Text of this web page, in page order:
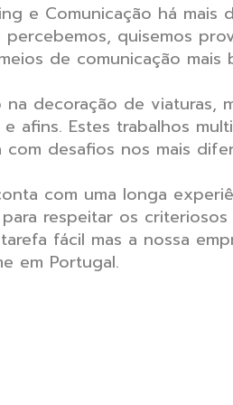
e Comunicação há
quisemos
de comunicação
decoração de viaturas,
afins. Estes trabalhos
desafios nos mais
com uma longa
respeitar os
fácil mas a nossa
em Portugal.